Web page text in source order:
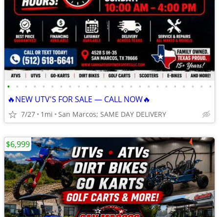
• • • • • • • • • • • • • • • • • • • • • • • •
🔥NEW UTV'S FOR SALE — CALL NOW🔥
7/27 1mi San Marcos; SAME DAY DELIVERY
$6,999